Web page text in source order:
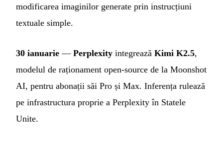
modificarea imaginilor generate prin instrucțiuni
textuale simple.
30 ianuarie — Perplexity integrează Kimi K2.5,
modelul de raționament open-source de la Moonshot
AI, pentru abonații săi Pro și Max. Inferența rulează
pe infrastructura proprie a Perplexity în Statele
Unite.